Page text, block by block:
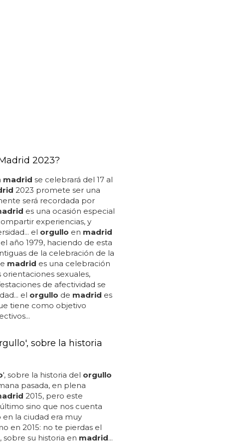
2023?
madrid se celebrará del 17 al
2023 promete ser una
será recordada por
es una ocasión especial
experiencias, y
el orgullo en madrid
año 1979, haciendo de esta
de la celebración de la
madrid es una celebración
sexuales,
de afectividad se
el orgullo de madrid es
tiene como objetivo
sobre la historia
', sobre la historia del orgullo
pasada, en plena
2015, pero este
sino que nos cuenta
en la ciudad era muy
en 2015: no te pierdas el
, sobre su historia en madrid...